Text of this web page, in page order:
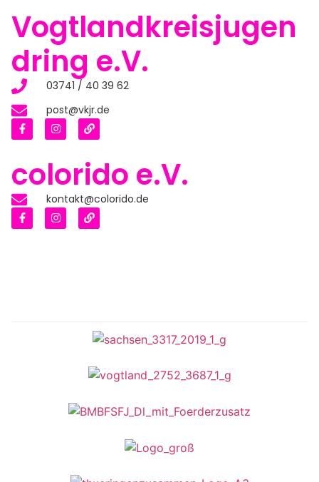
Vogtlandkreisjugen
dring e.V.
03741 / 40 39 62
post@vkjr.de
colorido e.V.
kontakt@colorido.de